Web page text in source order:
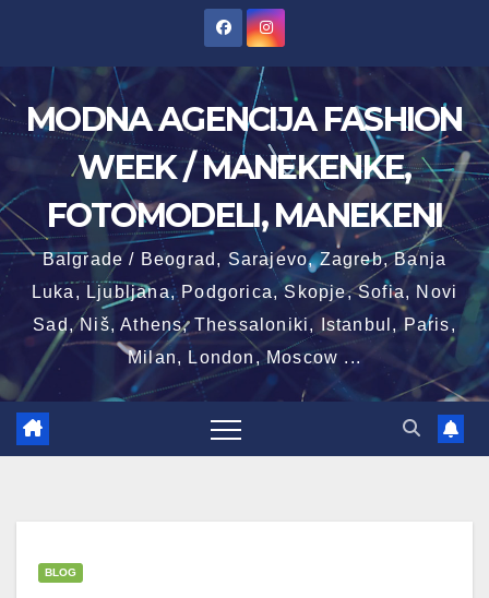
content
MODNA AGENCIJA FASHION
WEEK / MANEKENKE,
FOTOMODELI, MANEKENI
Balgrade / Beograd, Sarajevo, Zagreb, Banja
Luka, Ljubljana, Podgorica, Skopje, Sofia, Novi
Sad, Niš, Athens, Thessaloniki, Istanbul, Paris,
Milan, London, Moscow ...
BLOG